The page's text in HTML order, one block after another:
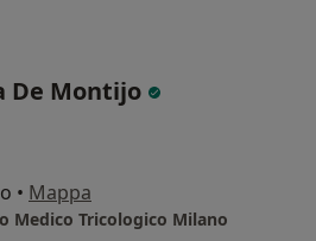
De Montijo
• Mappa
Medico Tricologico Milano